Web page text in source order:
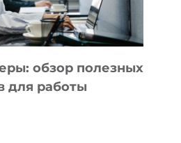
обзор полезных
для работы